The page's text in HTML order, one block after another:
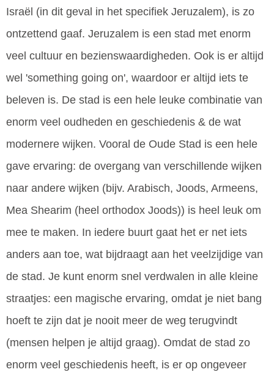
Israël (in dit geval in het specifiek Jeruzalem), is zo
ontzettend gaaf. Jeruzalem is een stad met enorm
veel cultuur en bezienswaardigheden. Ook is er altijd
wel 'something going on', waardoor er altijd iets te
beleven is. De stad is een hele leuke combinatie van
enorm veel oudheden en geschiedenis & de wat
modernere wijken. Vooral de Oude Stad is een hele
gave ervaring: de overgang van verschillende wijken
naar andere wijken (bijv. Arabisch, Joods, Armeens,
Mea Shearim (heel orthodox Joods)) is heel leuk om
mee te maken. In iedere buurt gaat het er net iets
anders aan toe, wat bijdraagt aan het veelzijdige van
de stad. Je kunt enorm snel verdwalen in alle kleine
straatjes: een magische ervaring, omdat je niet bang
hoeft te zijn dat je nooit meer de weg terugvindt
(mensen helpen je altijd graag). Omdat de stad zo
enorm veel geschiedenis heeft, is er op ongeveer